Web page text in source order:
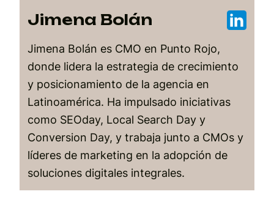
Jimena Bolán
Jimena Bolán es CMO en Punto Rojo,
donde lidera la estrategia de crecimiento
y posicionamiento de la agencia en
Latinoamérica. Ha impulsado iniciativas
como SEOday, Local Search Day y
Conversion Day, y trabaja junto a CMOs y
líderes de marketing en la adopción de
soluciones digitales integrales.